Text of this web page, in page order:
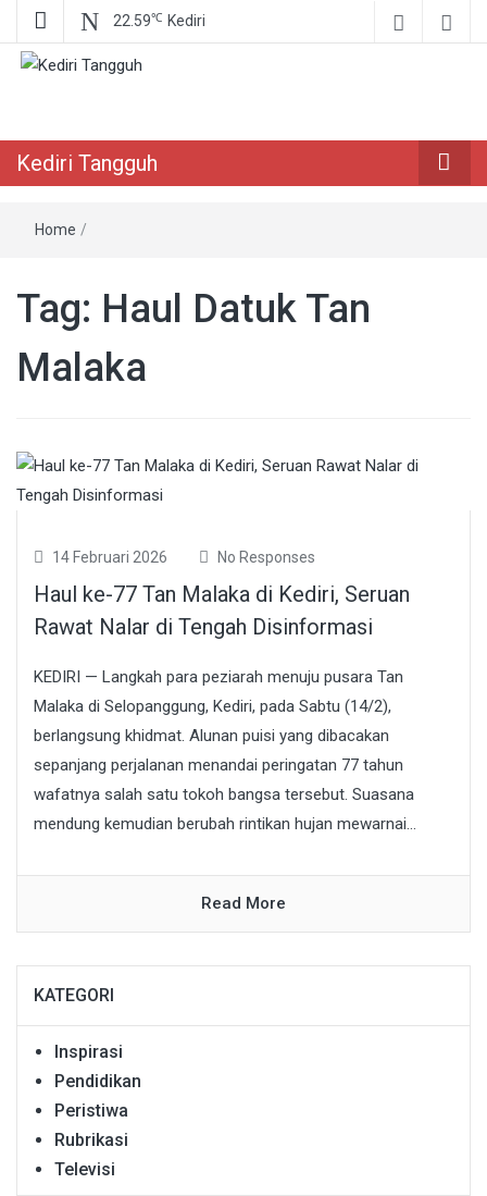
22.59℃ Kediri
Kediri Tangguh
Home /
Tag: Haul Datuk Tan
Malaka
14 Februari 2026 No Responses
Haul ke-77 Tan Malaka di Kediri, Seruan
Rawat Nalar di Tengah Disinformasi
KEDIRI — Langkah para peziarah menuju pusara Tan
Malaka di Selopanggung, Kediri, pada Sabtu (14/2),
berlangsung khidmat. Alunan puisi yang dibacakan
sepanjang perjalanan menandai peringatan 77 tahun
wafatnya salah satu tokoh bangsa tersebut. Suasana
mendung kemudian berubah rintikan hujan mewarnai...
Read More
KATEGORI
Inspirasi
Pendidikan
Peristiwa
Rubrikasi
Televisi